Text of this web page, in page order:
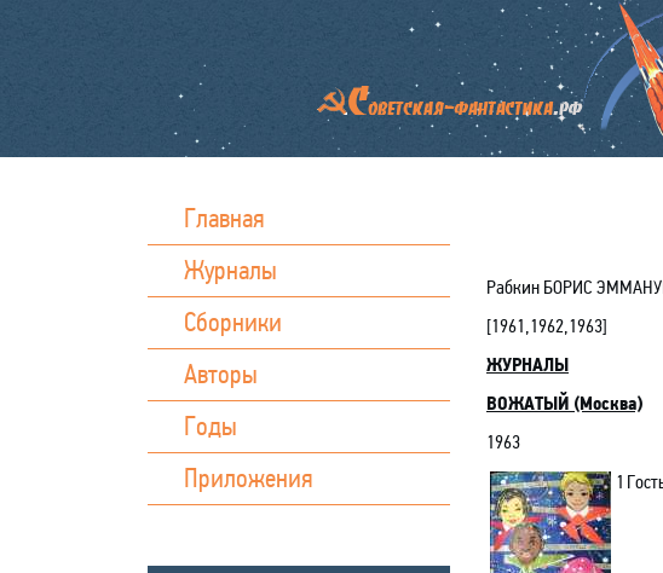
Главная
Журналы
Сборники
Авторы
Годы
Приложения
Рабкин БОРИС
[1961,1962,1963]
ЖУРНАЛЫ
ВОЖАТЫЙ (Москва)
1963
1